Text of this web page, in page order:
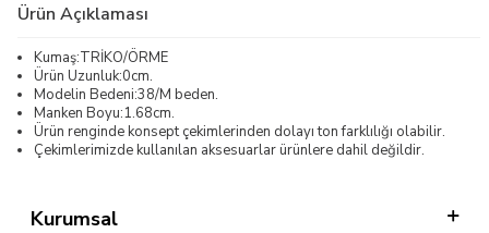
Ürün Açıklaması
Kumaş:TRİKO/ÖRME
Ürün Uzunluk:0cm.
Modelin Bedeni:38/M beden.
Manken Boyu:1.68cm.
Ürün renginde konsept çekimlerinden dolayı ton farklılığı olabilir.
Çekimlerimizde kullanılan aksesuarlar ürünlere dahil değildir.
Kurumsal